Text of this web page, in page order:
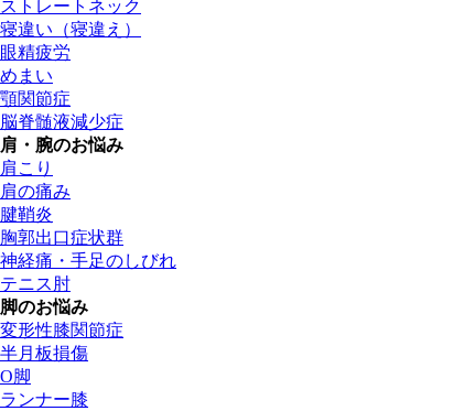
ストレートネック
寝違い（寝違え）
眼精疲労
めまい
顎関節症
脳脊髄液減少症
肩・腕のお悩み
肩こり
肩の痛み
腱鞘炎
胸郭出口症状群
神経痛・手足のしびれ
テニス肘
脚のお悩み
変形性膝関節症
半月板損傷
O脚
ランナー膝